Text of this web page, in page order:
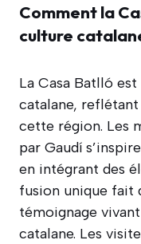
Comment la
culture
La Casa Batlló
catalane, reflétant
cette région. Les
par Gaudí
en intégrant des
fusion unique fait
témoignage
catalane. Les